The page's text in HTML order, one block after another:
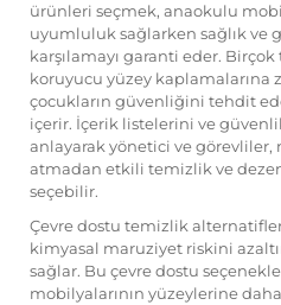
ürünleri seçmek, anaokulu
uyumluluk sağlarken sağlık
karşılamayı garanti eder.
koruyucu yüzey kaplamalarına
çocukların güvenliğini tehdit
içerir. İçerik listelerini ve
anlayarak yönetici ve
atmadan etkili temizlik ve
seçebilir.
Çevre dostu temizlik
kimyasal maruziyet riskini
sağlar. Bu çevre dostu
mobilyalarının yüzeylerine